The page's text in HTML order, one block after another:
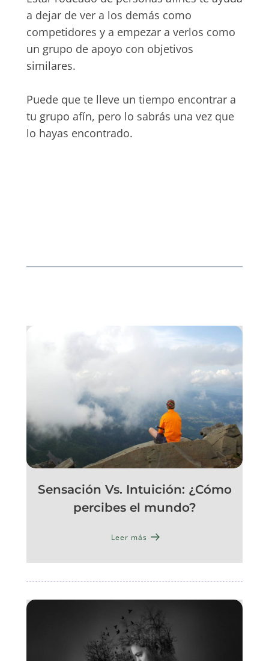
a dejar de ver a los demás como
competidores y a empezar a verlos como
un grupo de apoyo con objetivos
similares.
Puede que te lleve un tiempo encontrar a
tu grupo afín, pero lo sabrás una vez que
lo hayas encontrado.
Sensación Vs. Intuición: ¿Cómo
percibes el mundo?
Leer más